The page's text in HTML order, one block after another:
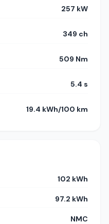
257 kW
349 ch
509 Nm
5.4 s
19.4 kWh/100 km
102 kWh
97.2 kWh
NMC